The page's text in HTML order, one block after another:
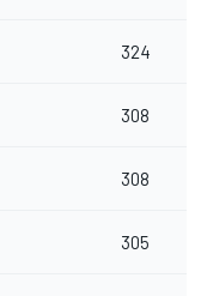
324
308
308
305